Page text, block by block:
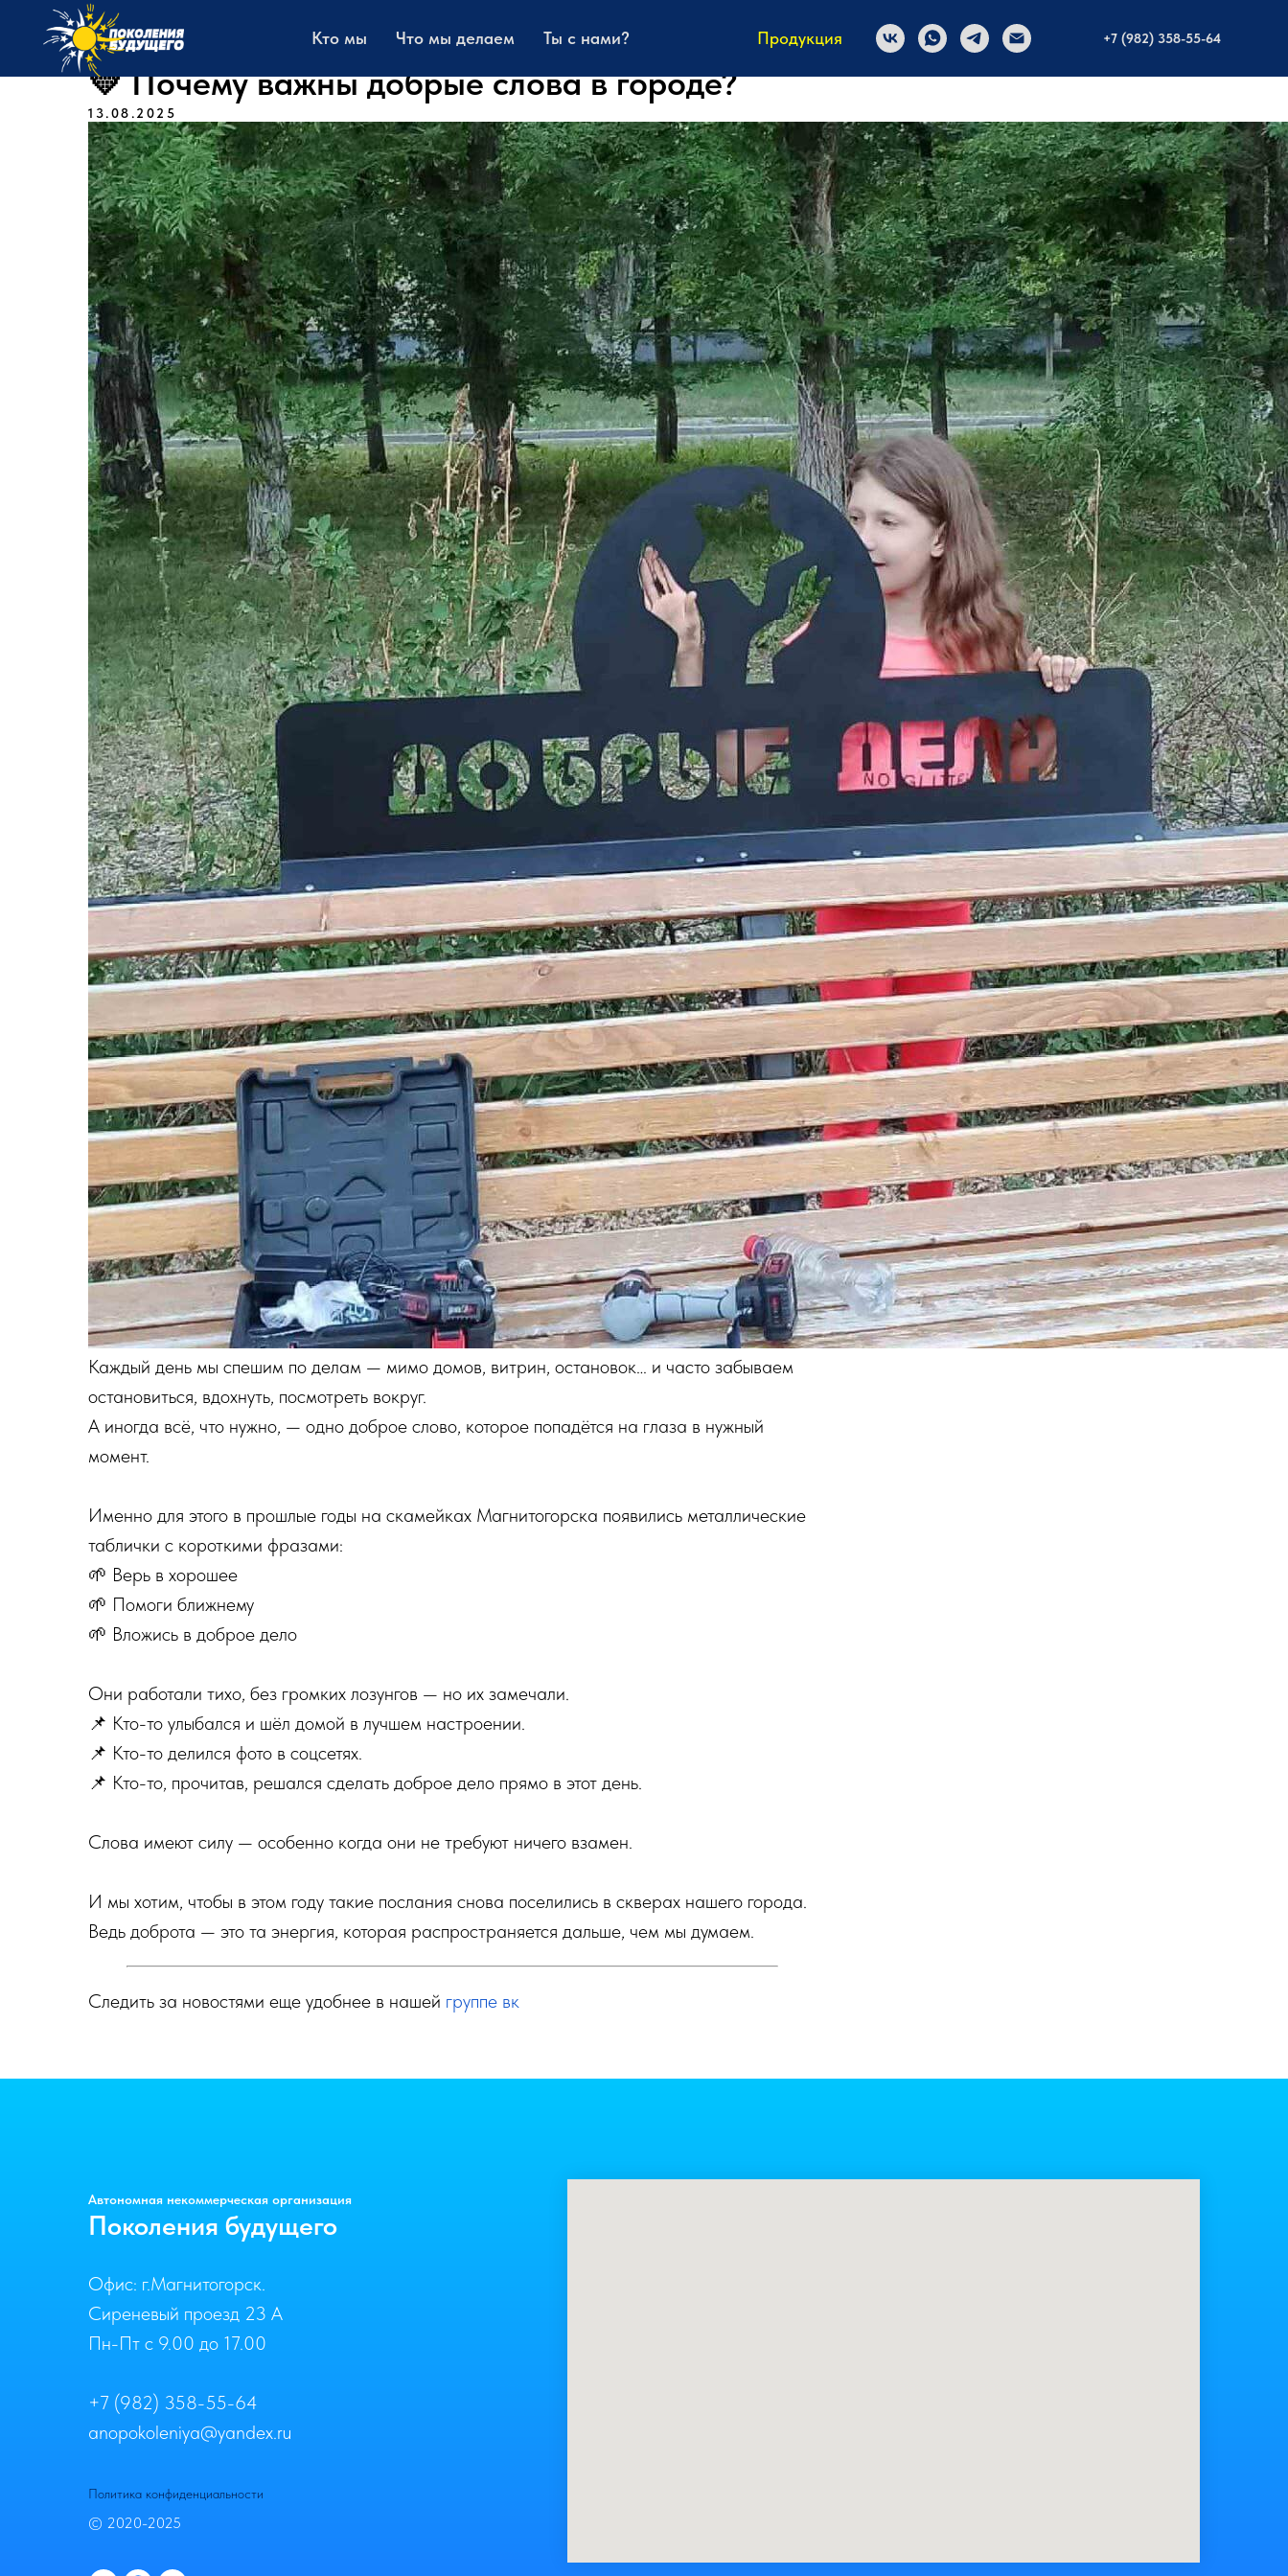
Кто мы Что мы делаем Ты с нами? Продукция +7 (982) 358-55-64
💛 Почему важны добрые слова в городе?
13.08.2025
Каждый день мы спешим по делам — мимо домов, витрин, остановок… и часто забываем
остановиться, вдохнуть, посмотреть вокруг.
А иногда всё, что нужно, — одно доброе слово, которое попадётся на глаза в нужный
момент.
Именно для этого в прошлые годы на скамейках Магнитогорска появились металлические
таблички с короткими фразами:
🌱 Верь в хорошее
🌱 Помоги ближнему
🌱 Вложись в доброе дело
Они работали тихо, без громких лозунгов — но их замечали.
📌 Кто-то улыбался и шёл домой в лучшем настроении.
📌 Кто-то делился фото в соцсетях.
📌 Кто-то, прочитав, решался сделать доброе дело прямо в этот день.
Слова имеют силу — особенно когда они не требуют ничего взамен.
И мы хотим, чтобы в этом году такие послания снова поселились в скверах нашего города.
Ведь доброта — это та энергия, которая распространяется дальше, чем мы думаем.
Следить за новостями еще удобнее в нашей группе вк
Автономная некоммерческая организация
Поколения будущего
Офис: г.Магнитогорск.
Сиреневый проезд 23 А
Пн-Пт с 9.00 до 17.00
+7 (982) 358-55-64
anopokoleniya@yandex.ru
Политика конфиденциальности
© 2020-2025